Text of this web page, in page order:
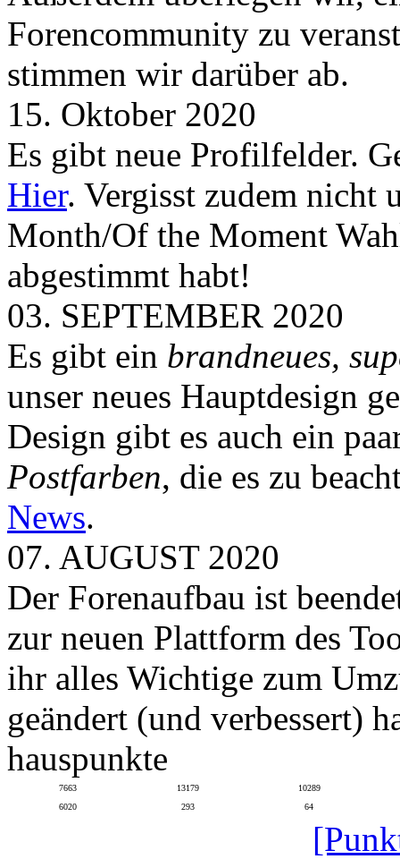
Forencommunity zu
stimmen wir darüber ab.
15. Oktober 2020
Es gibt neue Profilfelder.
Hier. Vergisst zudem nicht
Month/Of the Moment
abgestimmt habt!
03. SEPTEMBER 2020
Es gibt ein brandneues,
unser neues Hauptdesign
Design gibt es auch ein
Postfarben, die es zu
News.
07. AUGUST 2020
Der Forenaufbau ist
zur neuen Plattform des
ihr alles Wichtige zum
geändert (und verbessert)
hauspunkte
7663 13179
10289
6020
293 64